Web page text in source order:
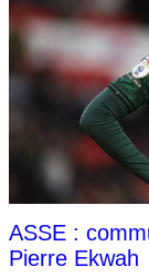
ASSE :
Pierre Ekwah